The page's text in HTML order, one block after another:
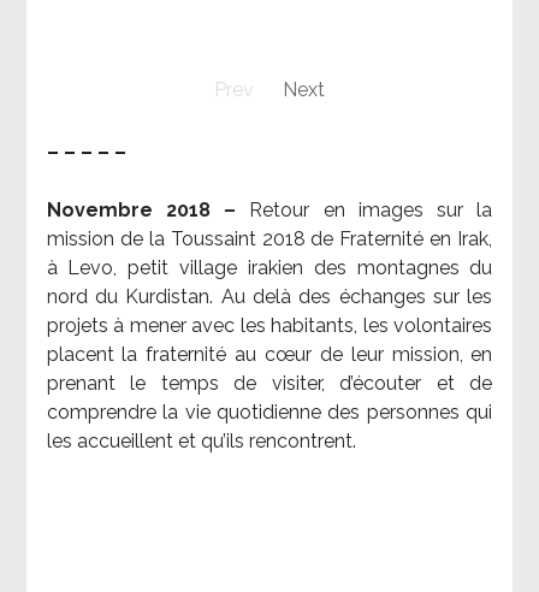
Prev Next
– – – – –
Novembre 2018 –
Retour en images sur la
mission de la Toussaint 2018 de Fraternité en Irak,
à Levo, petit village irakien des montagnes du
nord du Kurdistan. Au delà des échanges sur les
projets à mener avec les habitants, les volontaires
placent la fraternité au cœur de leur mission, en
prenant le temps de visiter, d’écouter et de
comprendre la vie quotidienne des personnes qui
les accueillent et qu’ils rencontrent.